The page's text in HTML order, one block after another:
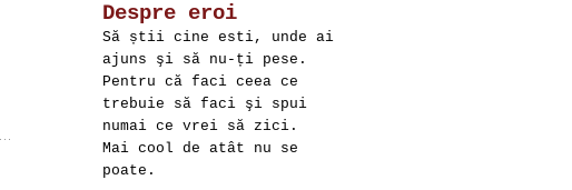
Despre eroi
Să știi cine esti, unde ai
ajuns şi să nu-ți pese.
Pentru că faci ceea ce
trebuie să faci şi spui
numai ce vrei să zici.
Mai cool de atât nu se
poate.